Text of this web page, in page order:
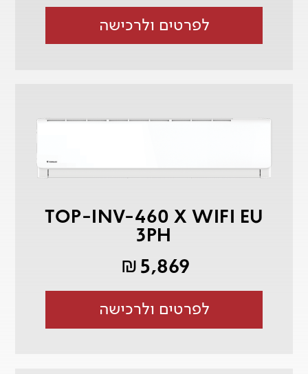
לפרטים ולרכישה
TOP-INV-460 X WIFI EU
3PH
5,869
₪
לפרטים ולרכישה